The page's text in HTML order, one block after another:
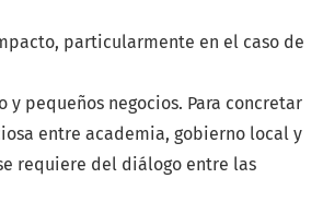
particularmente en el caso de
y pequeños negocios. Para concretar
entre academia, gobierno local y
requiere del diálogo entre las